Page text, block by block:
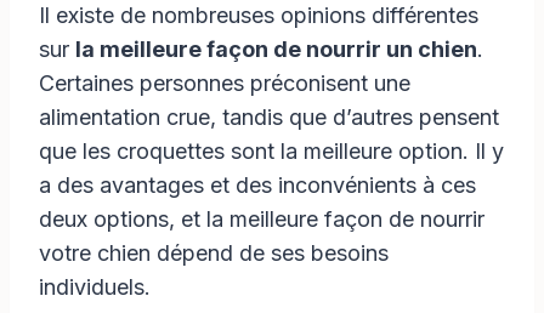
Il existe de nombreuses opinions différentes
sur la meilleure façon de nourrir un chien.
Certaines personnes préconisent une
alimentation crue, tandis que d’autres pensent
que les croquettes sont la meilleure option. Il y
a des avantages et des inconvénients à ces
deux options, et la meilleure façon de nourrir
votre chien dépend de ses besoins
individuels.